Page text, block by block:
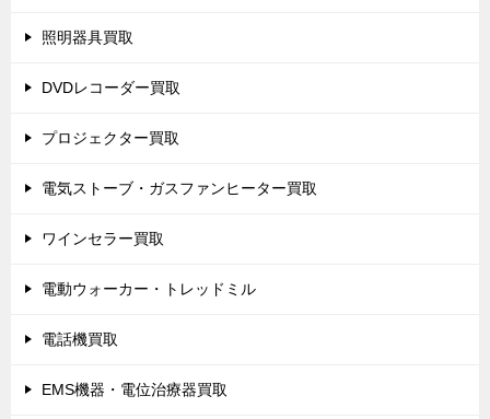
照明器具買取
DVDレコーダー買取
プロジェクター買取
電気ストーブ・ガスファンヒーター買取
ワインセラー買取
電動ウォーカー・トレッドミル
電話機買取
EMS機器・電位治療器買取